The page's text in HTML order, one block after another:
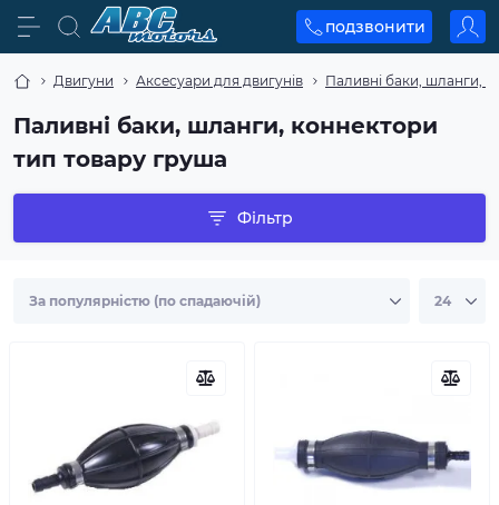
подзвонити
Двигуни Аксесуари для двигунів Паливні баки, шланги,
Паливні баки, шланги, коннектори
тип товару груша
Фільтр